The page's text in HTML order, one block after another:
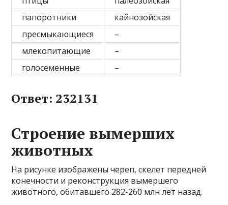
папоротники
кайнозойская
пресмыкающиеся
–
млекопитающие
–
голосеменные
–
Ответ: 232131
Строение вымерших
животных
На рисунке изображены череп, скелет передней
конечности и реконструкция вымершего
животного, обитавшего 282-260 млн лет назад.